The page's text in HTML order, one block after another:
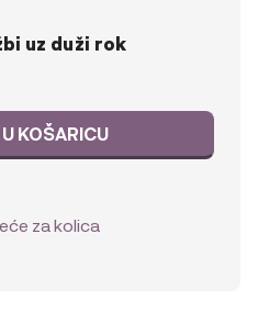
uz duži rok
KOŠARICU
za kolica